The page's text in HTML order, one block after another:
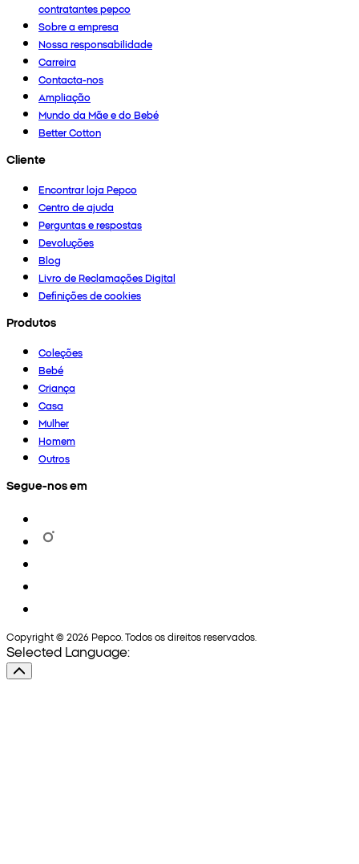
contratantes pepco
Sobre a empresa
Nossa responsabilidade
Carreira
Contacta-nos
Ampliação
Mundo da Mãe e do Bebé
Better Cotton
Cliente
Encontrar loja Pepco
Centro de ajuda
Perguntas e respostas
Devoluções
Blog
Livro de Reclamações Digital
Definições de cookies
Produtos
Coleções
Bebé
Criança
Casa
Mulher
Homem
Outros
Segue-nos em
Copyright © 2026 Pepco. Todos os direitos reservados.
Selected Language: